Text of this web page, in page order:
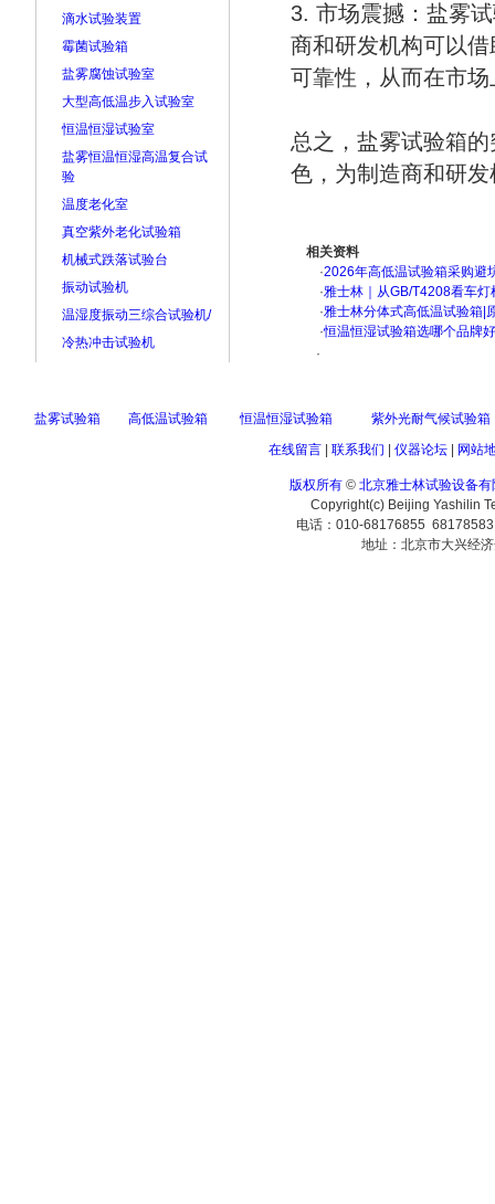
滴水试验装置
霉菌试验箱
盐雾腐蚀试验室
大型高低温步入试验室
恒温恒湿试验室
盐雾恒温恒湿高温复合试
验
温度老化室
真空紫外老化试验箱
机械式跌落试验台
振动试验机
温湿度振动三综合试验机/
冷热冲击试验机
3. 市场震撼：盐雾
商和研发机构可以
可靠性，从而在市
总之，盐雾试验箱
色，为制造商和研
相关资料
·2026年高低温试验箱采购
·雅士林｜从GB/T4208看车
·雅士林分体式高低温试验箱|
·恒温恒湿试验箱选哪个品牌
·
盐雾试验箱 高低温试验箱 恒温恒湿试验箱
紫外光耐气候试验箱
在线留言| 联系我们 仪器论坛| 网站
版权所有 © 北京雅士林试验设备有
Copyright(c) Beijing Yashilin
电话：010-68176855
地址：北京市大兴经